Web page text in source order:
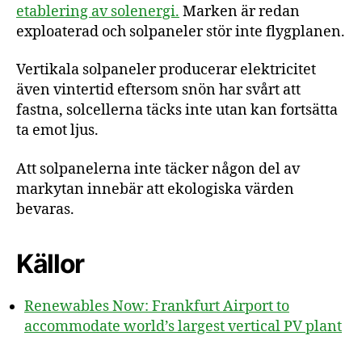
etablering av solenergi. Marken är redan
exploaterad och solpaneler stör inte flygplanen.
Vertikala solpaneler producerar elektricitet
även vintertid eftersom snön har svårt att
fastna, solcellerna täcks inte utan kan fortsätta
ta emot ljus.
Att solpanelerna inte täcker någon del av
markytan innebär att ekologiska värden
bevaras.
Källor
Renewables Now: Frankfurt Airport to
accommodate world’s largest vertical PV plant